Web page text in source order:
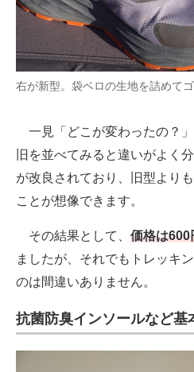
右が新型。袋ベロの生地を詰めて
一見「どこが変わったの？
旧を並べてみると違いがよく
が改良されており、旧型より
ことが想像できます。
その結果として、 価格は600
ましたが、それでもトレッキ
のは間違いありません。
抗菌防臭インソールなど基